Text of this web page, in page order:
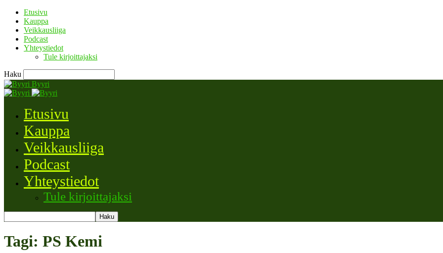
Etusivu
Kauppa
Veikkausliiga
Podcast
Yhteystiedot
Tule kirjoittajaksi
Haku
Byyri
Etusivu
Kauppa
Veikkausliiga
Podcast
Yhteystiedot
Tule kirjoittajaksi
Tagi: PS Kemi